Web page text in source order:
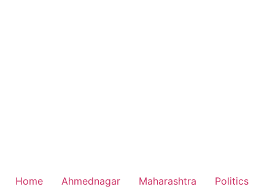
Home Ahmednagar Maharashtra
Politics